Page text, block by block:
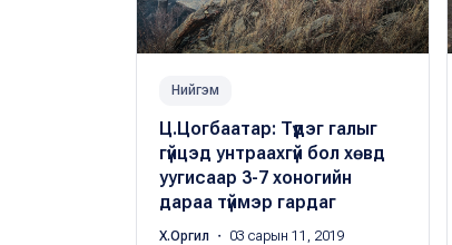
Нийгэм
Ц.Цогбаатар: Түүдэг галыг
гүйцэд унтраахгүй бол хөвд
уугисаар 3-7 хоногийн
дараа түймэр гардаг
Х.Оргил ・ 03 сарын 11, 2019